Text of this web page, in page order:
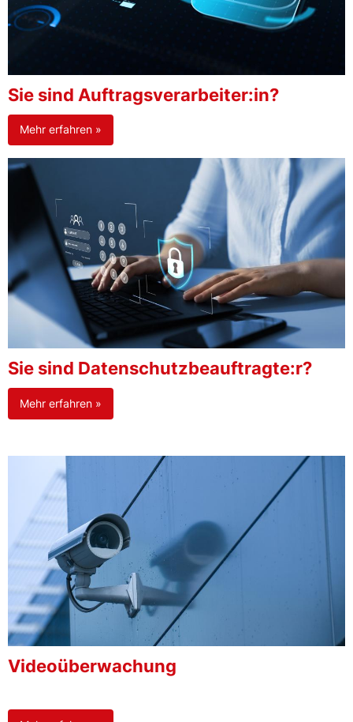
Sie sind Auftragsverarbeiter:in?
Mehr erfahren »
Sie sind Datenschutzbeauftragte:r?
Mehr erfahren »
Videoüberwachung